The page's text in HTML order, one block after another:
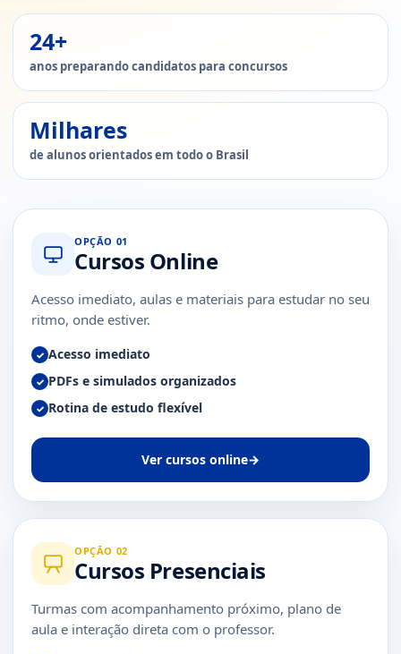
24+
anos preparando candidatos para concursos
Milhares
de alunos orientados em todo o Brasil
OPÇÃO 01
Cursos Online
Acesso imediato, aulas e materiais para estudar no seu
ritmo, onde estiver.
✓ Acesso imediato
✓ PDFs e simulados organizados
✓ Rotina de estudo flexível
Ver cursos online→
OPÇÃO 02
Cursos Presenciais
Turmas com acompanhamento próximo, plano de
aula e interação direta com o professor.